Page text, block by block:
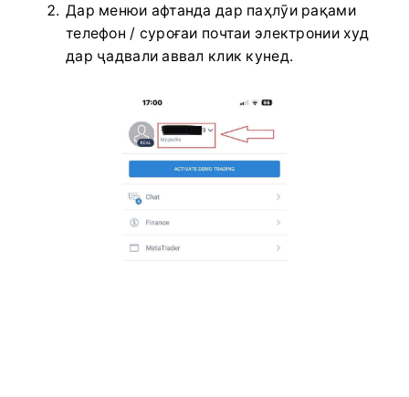
Дар менюи афтанда дар паҳлӯи рақами
телефон / суроғаи почтаи электронии худ
дар ҷадвали аввал клик кунед.